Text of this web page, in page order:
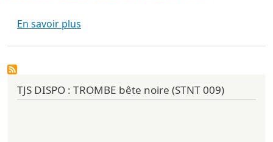
En savoir plus
TJS DISPO : TROMBE bête noire (STNT 009)